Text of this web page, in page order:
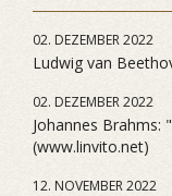
02. DEZEMBER 2022
Ludwig van
02. DEZEMBER 2022
Johannes Brahms:
(www.linvito.net)
12. NOVEMBER 2022